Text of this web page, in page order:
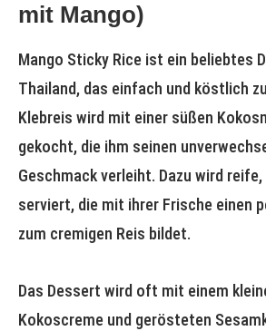
mit Mango)
Mango Sticky Rice ist ein beliebtes
Thailand, das einfach und köstlich
Klebreis wird mit einer süßen
gekocht, die ihm seinen
Geschmack verleiht. Dazu wird
serviert, die mit ihrer Frische einen
zum cremigen Reis bildet.
Das Dessert wird oft mit einem
Kokoscreme und gerösteten